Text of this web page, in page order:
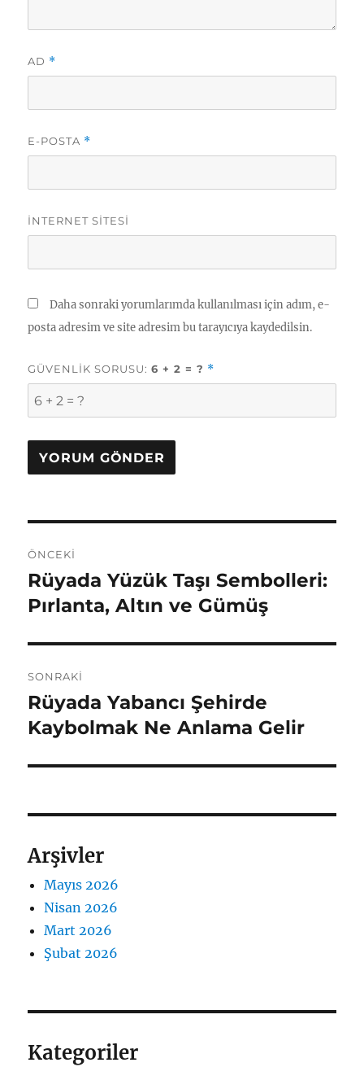
AD *
E-POSTA *
İNTERNET SITESI
Daha sonraki yorumlarımda kullanılması için adım, e-
posta adresim ve site adresim bu tarayıcıya kaydedilsin.
GÜVENLIK SORUSU:6 + 2 = ? *
gezinmesi
ÖNCEKI
Önceki
yazı:
Rüyada Yüzük Taşı Sembolleri:
Pırlanta, Altın ve Gümüş
SONRAKI
Sonraki
yazı:
Rüyada Yabancı Şehirde
Kaybolmak Ne Anlama Gelir
Arşivler
Mayıs 2026
Nisan 2026
Mart 2026
Şubat 2026
Kategoriler